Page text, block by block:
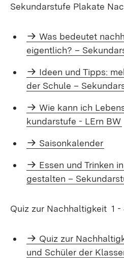
Sekundarstufe Plakate
Was bedeutet
eigentlich? –
Ideen und Tipps:
der Schu­le –
Wie kann ich
kun­dar­stu­fe - LErn BW
Saisonkalender
Es­sen und Trin­ken
ge­stal­ten –
Quiz zur Nachhaltigkeit 1 -
Quiz zur
und Schüler der